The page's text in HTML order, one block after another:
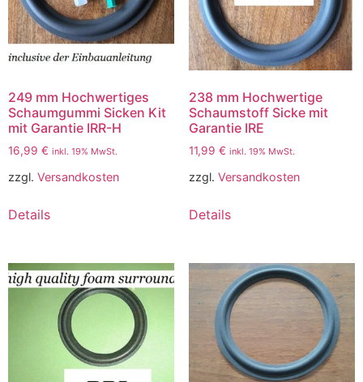
249 mm Hochwertiges
Schaumgummi Sicken Kit
mit Garantie IRR-H
16,99 € inkl. 19% MwSt.
zzgl. Versandkosten
Details
238 mm Hochwertige
Schaumstoff Sicke mit
Garantie IRE
11,99 € inkl. 19% MwSt.
zzgl. Versandkosten
Details